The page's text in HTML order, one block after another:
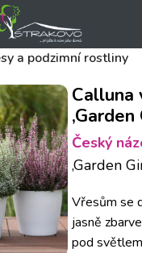
a podzimní rostliny
Calluna
Český
‚Garden
Vřesům se
jasně
pod